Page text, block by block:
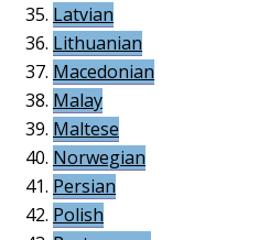
Latvian
Lithuanian
Macedonian
Malay
Maltese
Norwegian
Persian
Polish